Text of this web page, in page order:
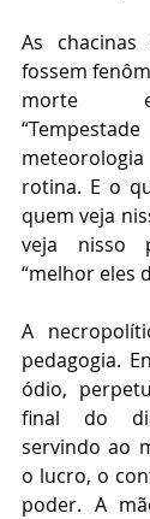
As
fossem
morte
rotina. E o
quem veja
veja nisso
“melhor eles
A
pedagogia.
ódio,
final do
servindo ao
o lucro, o
poder. A